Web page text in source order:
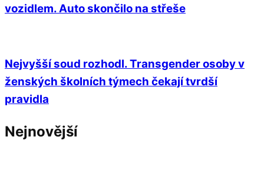
vozidlem. Auto skončilo na střeše
Nejvyšší soud rozhodl. Transgender osoby v
ženských školních týmech čekají tvrdší
pravidla
Nejnovější